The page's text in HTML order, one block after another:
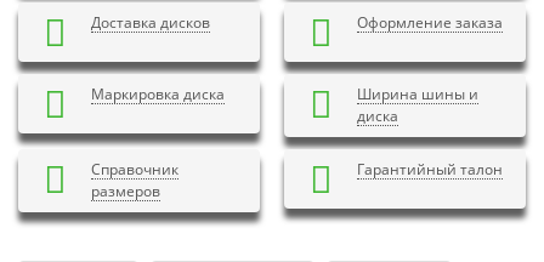
Доставка дисков Оформление заказа
Маркировка диска
Ширина шины и
диска
Справочник
размеров
Гарантийный талон